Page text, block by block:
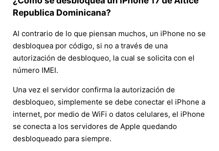
Republica Dominicana?
Al contrario de lo que piensan muchos, un iPhone no se
desbloquea por código, si no a través de una
autorización de desbloqueo, la cual se solicita con el
número IMEI.
Una vez el servidor confirma la autorización de
desbloqueo, simplemente se debe conectar el iPhone a
internet, por medio de WiFi o datos celulares, el iPhone
se conecta a los servidores de Apple quedando
desbloqueado para siempre.